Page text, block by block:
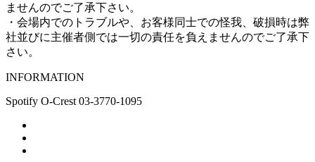
ませんのでご了承下さい。
・会場内でのトラブルや、お客様同士での怪我、破損時は弊
社並びに主催者側では一切の責任を負えませんのでご了承下
さい。
INFORMATION
Spotify O-Crest 03-3770-1095